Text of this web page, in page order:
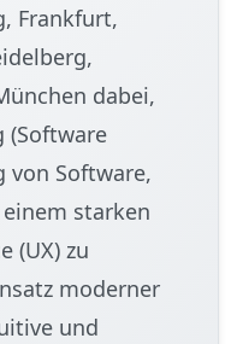
Frankfurt,
dabei,
(Software
von Software,
starken
(UX) zu
moderner
und